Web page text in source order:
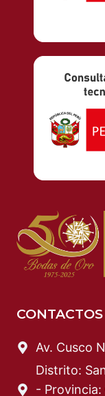
CONTACTOS
Av. Cusco
Distrito:
- Provincia: